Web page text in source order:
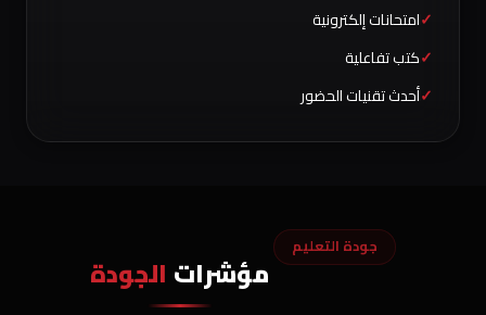
امتحانات إلكترونية
كتب تفاعلية
أحدث تقنيات الحضور
جودة التعليم
مؤشرات الجودة